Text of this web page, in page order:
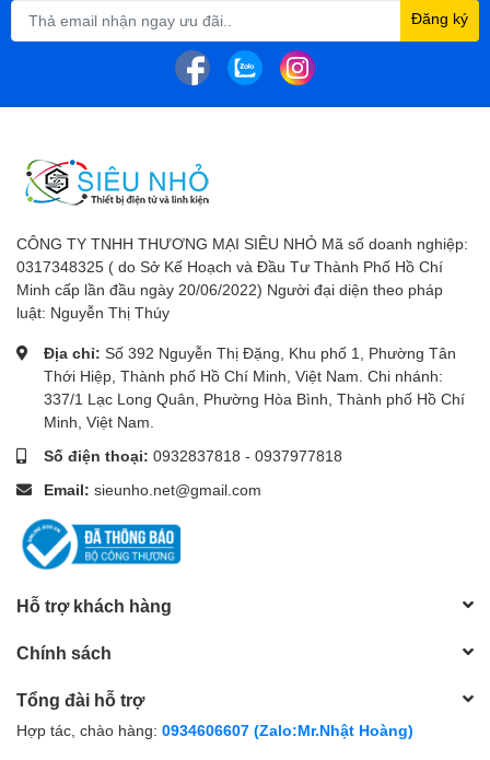
Đăng ký
CÔNG TY TNHH THƯƠNG MẠI SIÊU NHỎ Mã số doanh nghiệp:
0317348325 ( do Sở Kế Hoạch và Đầu Tư Thành Phố Hồ Chí
Minh cấp lần đầu ngày 20/06/2022) Người đại diện theo pháp
luật: Nguyễn Thị Thúy
Địa chỉ: Số 392 Nguyễn Thị Đặng, Khu phố 1, Phường Tân
Thới Hiệp, Thành phố Hồ Chí Minh, Việt Nam. Chi nhánh:
337/1 Lạc Long Quân, Phường Hòa Bình, Thành phố Hồ Chí
Minh, Việt Nam.
Số điện thoại: 0932837818 - 0937977818
Email: sieunho.net@gmail.com
Hỗ trợ khách hàng
Chính sách
Tổng đài hỗ trợ
Hợp tác, chào hàng: 0934606607 (Zalo:Mr.Nhật Hoàng)